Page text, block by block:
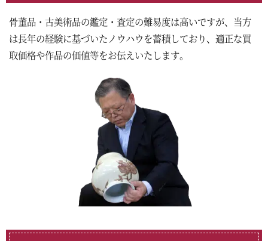
骨董品・古美術品の鑑定・査定の難易度は高いですが、当方
は長年の経験に基づいたノウハウを蓄積しており、適正な買
取価格や作品の価値等をお伝えいたします。